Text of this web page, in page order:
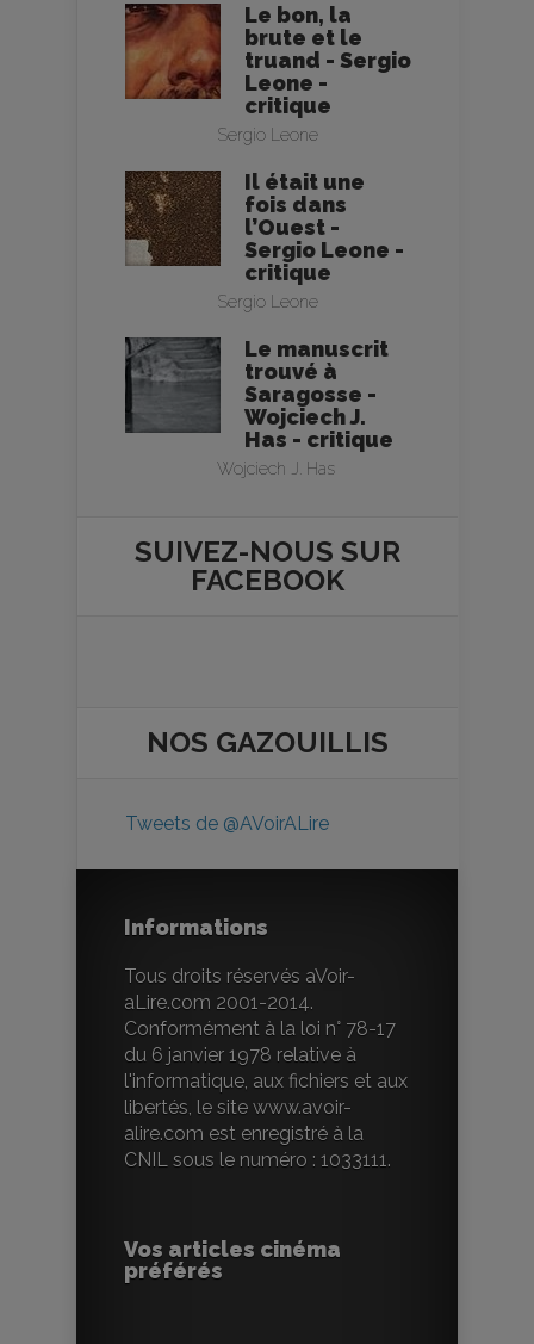
Le bon, la
brute et le
truand - Sergio
Leone -
critique
Sergio Leone
Il était une
fois dans
l’Ouest -
Sergio Leone -
critique
Sergio Leone
Le manuscrit
trouvé à
Saragosse -
Wojciech J.
Has - critique
Wojciech J. Has
SUIVEZ-NOUS SUR
FACEBOOK
NOS GAZOUILLIS
Tweets de @AVoirALire
Informations
Tous droits réservés aVoir-
aLire.com 2001-2014.
Conformément à la loi n° 78-17
du 6 janvier 1978 relative à
l'informatique, aux fichiers et aux
libertés, le site www.avoir-
alire.com est enregistré à la
CNIL sous le numéro : 1033111.
Vos articles cinéma
préférés